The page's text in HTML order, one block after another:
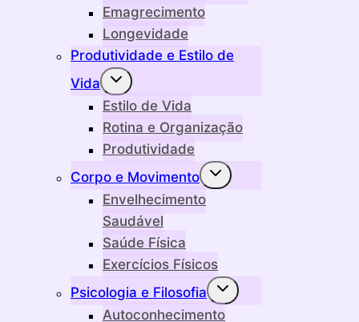
Emagrecimento
Longevidade
Produtividade e Estilo de
Vida
Alternar
menu
filho
Estilo de Vida
Rotina e Organização
Produtividade
Corpo e Movimento
Alternar
menu
Envelhecimento
Saudável
Saúde Física
Exercícios Físicos
Psicologia e Filosofia
Alternar
menu
filho
Autoconhecimento